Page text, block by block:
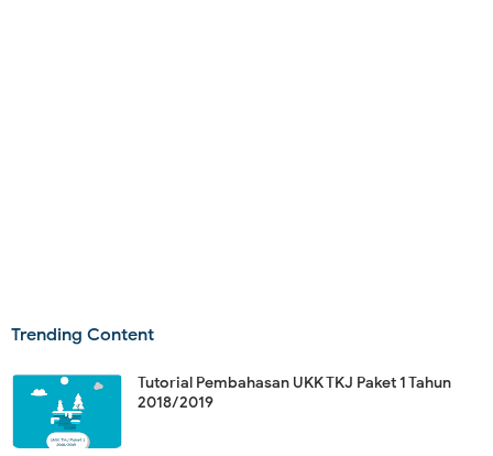
Trending Content
Tutorial Pembahasan UKK TKJ Paket 1 Tahun
2018/2019